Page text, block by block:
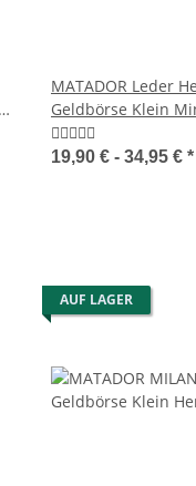
MATADOR Leder
Geldbörse Klein
Handgemacht
19,90 € - 34,95 € *
AUF LAGER